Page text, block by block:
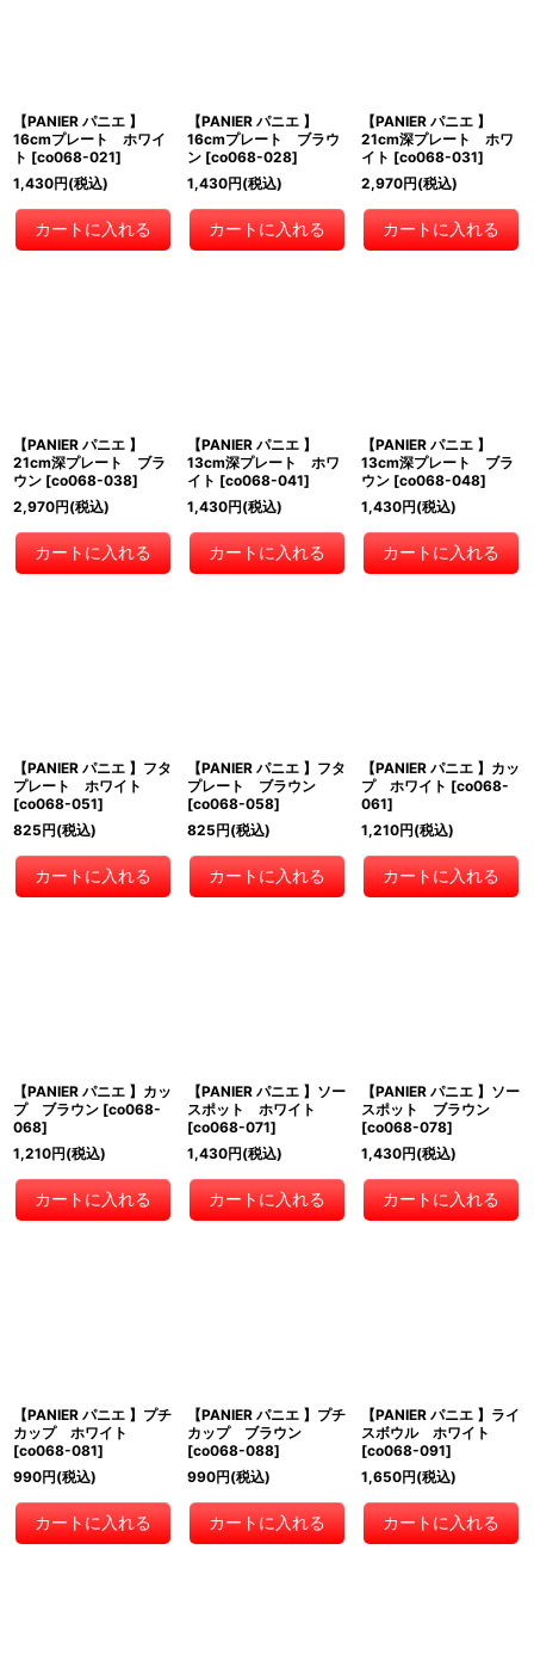
【PANIER パニエ 】
16cmプレート ホワイ
ト [co068-021]
1,430円(税込)
カートに入れる
【PANIER パニエ 】
16cmプレート ブラウ
ン [co068-028]
1,430円(税込)
カートに入れる
【PANIER パニエ 】
21cm深プレート ホワ
イト [co068-031]
2,970円(税込)
カートに入れる
【PANIER パニエ 】
21cm深プレート ブラ
ウン [co068-038]
2,970円(税込)
カートに入れる
【PANIER パニエ 】
13cm深プレート ホワ
イト [co068-041]
1,430円(税込)
カートに入れる
【PANIER パニエ 】
13cm深プレート ブラ
ウン [co068-048]
1,430円(税込)
カートに入れる
【PANIER パニエ 】フタ
プレート ホワイト
[co068-051]
825円(税込)
カートに入れる
【PANIER パニエ 】フタ
プレート ブラウン
[co068-058]
825円(税込)
カートに入れる
【PANIER パニエ 】カッ
プ ホワイト [co068-
061]
1,210円(税込)
カートに入れる
【PANIER パニエ 】カッ
プ ブラウン [co068-
068]
1,210円(税込)
カートに入れる
【PANIER パニエ 】ソー
スポット ホワイト
[co068-071]
1,430円(税込)
カートに入れる
【PANIER パニエ 】ソー
スポット ブラウン
[co068-078]
1,430円(税込)
カートに入れる
【PANIER パニエ 】プチ
カップ ホワイト
[co068-081]
990円(税込)
カートに入れる
【PANIER パニエ 】プチ
カップ ブラウン
[co068-088]
990円(税込)
カートに入れる
【PANIER パニエ 】ライ
スボウル ホワイト
[co068-091]
1,650円(税込)
カートに入れる